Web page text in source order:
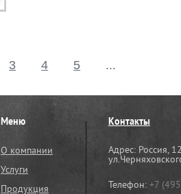
3 4 5 ...
Меню
О компании
Услуги
Продукция
Контакты
Адрес: Россия,
Телефон: +7